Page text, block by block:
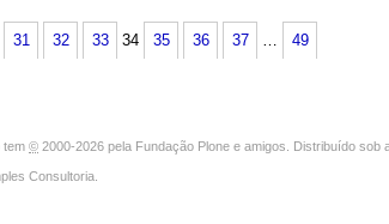
31 32 33 34 35 36 37 49
tem © 2000-2026 pela Fundação Plone e amigos. Distribuído sob
Consultoria